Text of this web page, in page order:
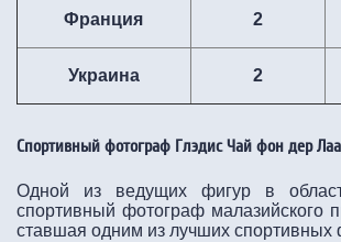
Франция 2
Украина 2
Спортивный фотограф Глэдис Чай фон дер
Одной из ведущих фигур в
спортивный фотограф малазийского
ставшая одним из лучших